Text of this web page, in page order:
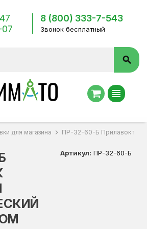
8 (800) 333-7-543
Звонок бесплатный
search
view_headline
для магазина chevron_right ПР-32-60-Б Прилавок
Артикул: ПР-32-60-Б